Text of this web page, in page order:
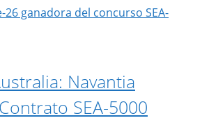
Navantia
SEA-5000